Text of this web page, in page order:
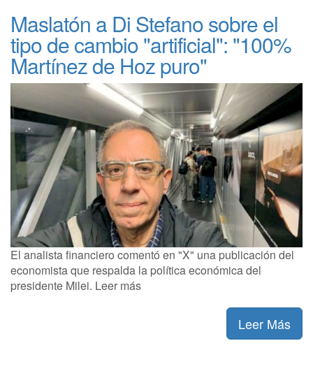
Maslatón a Di Stefano sobre el
tipo de cambio "artificial": "100%
Martínez de Hoz puro"
El analista financiero comentó en "X" una publicación del
economista que respalda la política económica del
presidente Milei. Leer más
Leer Más